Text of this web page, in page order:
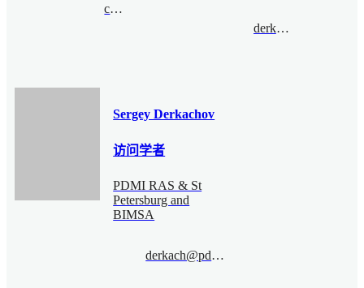
cuiy@msu.edu
derkach@pdmi.ras.ru
Sergey Derkachov
访问学者
PDMI RAS & St
Petersburg and
BIMSA
derkach@pdmi.ras.ru